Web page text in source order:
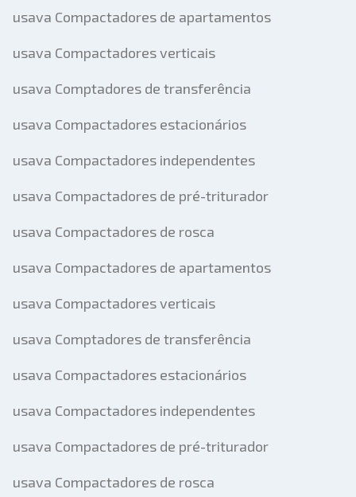
usava Compactadores de apartamentos
usava Compactadores verticais
usava Comptadores de transferência
usava Compactadores estacionários
usava Compactadores independentes
usava Compactadores de pré-triturador
usava Compactadores de rosca
usava Compactadores de apartamentos
usava Compactadores verticais
usava Comptadores de transferência
usava Compactadores estacionários
usava Compactadores independentes
usava Compactadores de pré-triturador
usava Compactadores de rosca